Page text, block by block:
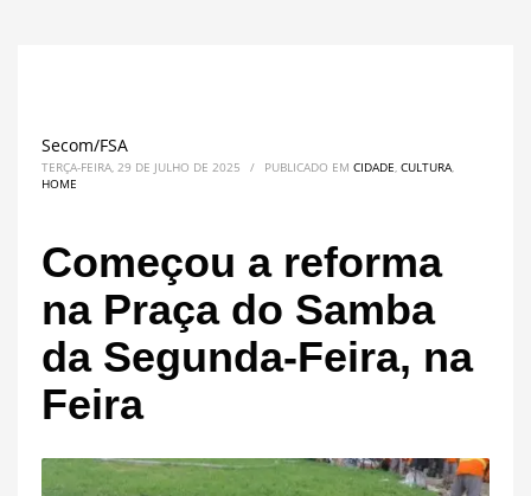
Secom/FSA
TERÇA-FEIRA, 29 DE JULHO DE 2025 / PUBLICADO EM CIDADE, CULTURA,
HOME
Começou a reforma
na Praça do Samba
da Segunda-Feira, na
Feira